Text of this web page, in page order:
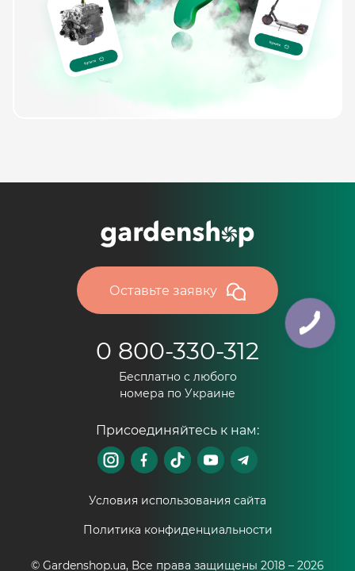
Оставьте заявку
0 800-330-312
Бесплатно с любого
номера по Украине
Присоединяйтесь к нам:
Условия использования сайта
Политика конфиденциальности
© Gardenshop.ua, Все права защищены 2018 – 2026